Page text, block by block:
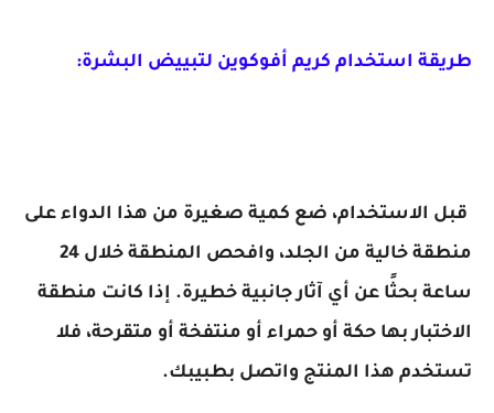
طريقة استخدام كريم أفوكوين لتبييض البشرة:
قبل الاستخدام، ضع كمية صغيرة من هذا الدواء على
منطقة خالية من الجلد، وافحص المنطقة خلال 24
ساعة بحثًا عن أي آثار جانبية خطيرة. إذا كانت منطقة
الاختبار بها حكة أو حمراء أو منتفخة أو متقرحة، فلا
تستخدم هذا المنتج واتصل بطبيبك.